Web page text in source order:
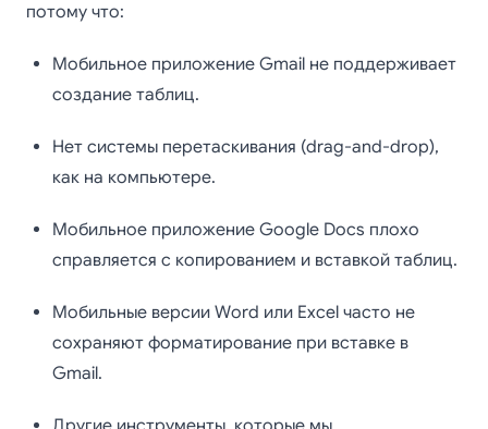
потому что:
Мобильное приложение Gmail не поддерживает
создание таблиц.
Нет системы перетаскивания (drag-and-drop),
как на компьютере.
Мобильное приложение Google Docs плохо
справляется с копированием и вставкой таблиц.
Мобильные версии Word или Excel часто не
сохраняют форматирование при вставке в
Gmail.